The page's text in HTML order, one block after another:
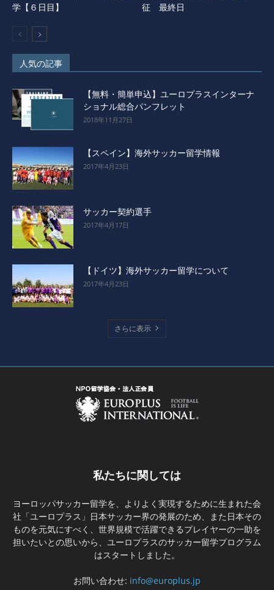
学【６日目】
征 最終日
人気の記事
【無料・簡単申込】ユーロプラスインターナ
ショナル総合パンフレット
2018年11月27日
【スペイン】海外サッカー留学情報
2017年4月23日
サッカー契約選手
2017年4月17日
【ドイツ】海外サッカー留学について
2017年4月23日
さらに表示
私たちに関しては
ヨーロッパサッカー留学を、よりよく実現するために生まれた会
社「ユーロプラス」日本サッカー界の発展のため、また日本その
ものを元気にすべく、世界規模で活躍できるプレイヤーの一助を
担いたいとの思いから、ユーロプラスのサッカー留学プログラム
はスタートしました。
お問い合わせ: info@europlus.jp